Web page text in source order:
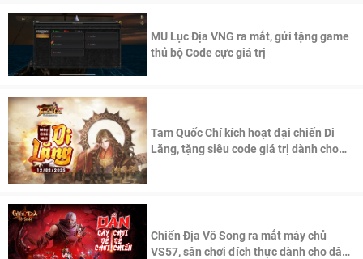
MU Lục Địa VNG ra mắt, gửi tặng game
thủ bộ Code cực giá trị
Tam Quốc Chí kích hoạt đại chiến Di
Lăng, tặng siêu code giá trị dành cho
Chiến Địa Vô Song ra mắt máy chủ
VS57, sân chơi đích thực dành cho dân